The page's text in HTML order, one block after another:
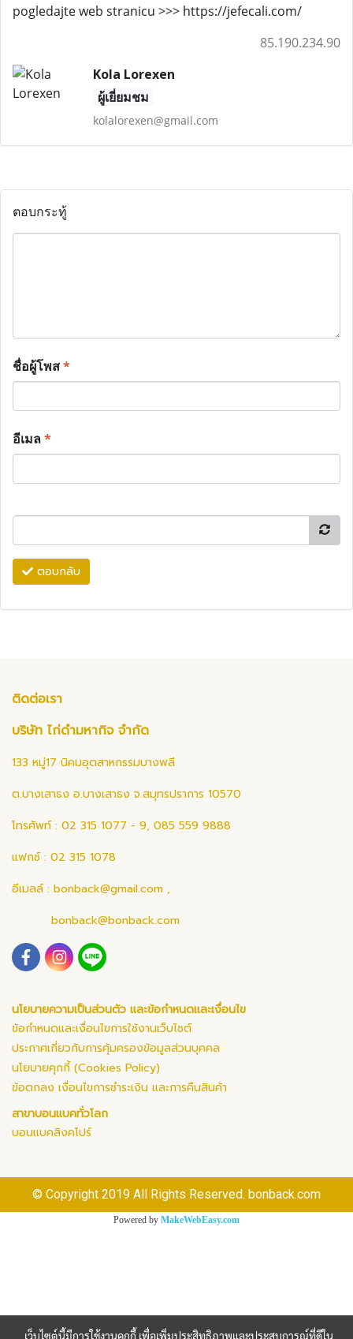
pogledajte web stranicu >>> https://jefecali.com/
85.190.234.90
Kola Lorexen
ผู้เยี่ยมชม
kolalorexen@gmail.com
ตอบกระทู้
ชื่อผู้โพส*
อีเมล*
ตอบกลับ
ติดต่อเรา
บริษัท ไก่ดำมหากิจ จำกัด
133 หมู่17 นิคมอุตสาหกรรมบางพลี
ต.บางเสาธง อ.บางเสาธง จ.สมุทรปราการ 10570
โทรศัพท์ : 02 315 1077 - 9, 085 559 9888
แฟกซ์ : 02 315 1078
อีเมลล์ : bonback@gmail.com ,
bonback@bonback.com
นโยบายความเป็นส่วนตัว และข้อกำหนดและเงื่อนไข
ข้อกำหนดและเงื่อนไขการใช้งานเว็บไซต์
ประกาศเกี่ยวกับการคุ้มครองข้อมูลส่วนบุคคล
นโยบายคุกกี้ (Cookies Policy)
ข้อตกลง เงื่อนไขการชำระเงิน และการคืนสินค้า
สาขาบอนแบคทั่วโลก
บอนแบคสิงคโปร์
© Copyright 2019 All Rights Reserved. bonback.com
Powered by MakeWebEasy.com
เว็บไซต์นี้มีการใช้งานคุกกี้ เพื่อเพิ่มประสิทธิภาพและประสบการณ์ที่ดีใน